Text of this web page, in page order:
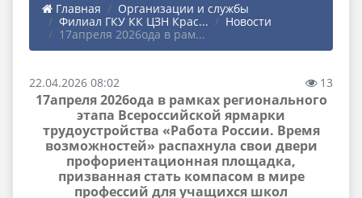
Главная
Организации и службы
Филиал ГКУ КК ЦЗН Крас...
Новости
17апреля 2026ода в рам...
22.04.2026 08:02 13
17апреля 2026ода в рамках регионального
этапа Всероссийской ярмарки
трудоустройства «Работа России. Время
возможностей» распахнула свои двери
профориентационная площадка,
призванная стать компасом в мире
профессий для учащихся школ